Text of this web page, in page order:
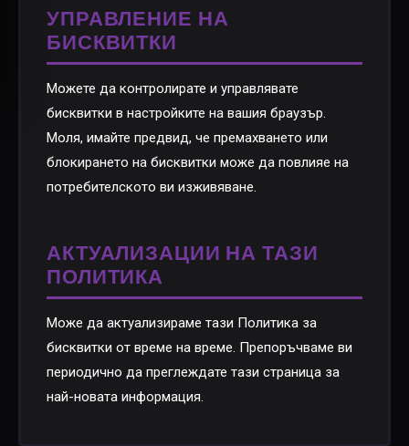
УПРАВЛЕНИЕ НА
БИСКВИТКИ
Можете да контролирате и управлявате
бисквитки в настройките на вашия браузър.
Моля, имайте предвид, че премахването или
блокирането на бисквитки може да повлияе на
потребителското ви изживяване.
АКТУАЛИЗАЦИИ НА ТАЗИ
ПОЛИТИКА
Може да актуализираме тази Политика за
бисквитки от време на време. Препоръчваме ви
периодично да преглеждате тази страница за
най-новата информация.